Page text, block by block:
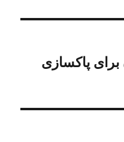
برای پاکسازی